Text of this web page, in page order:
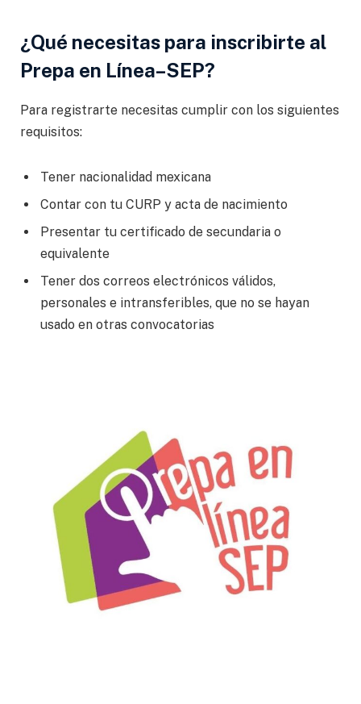
¿Qué necesitas para inscribirte al
Prepa en Línea–SEP?
Para registrarte necesitas cumplir con los siguientes
requisitos:
Tener nacionalidad mexicana
Contar con tu CURP y acta de nacimiento
Presentar tu certificado de secundaria o
equivalente
Tener dos correos electrónicos válidos,
personales e intransferibles, que no se hayan
usado en otras convocatorias